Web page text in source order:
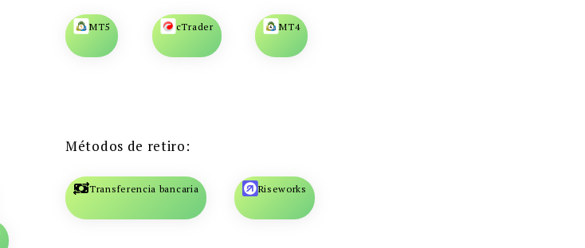
MT5 cTrader MT4
Métodos de retiro:
Transferencia bancaria Riseworks